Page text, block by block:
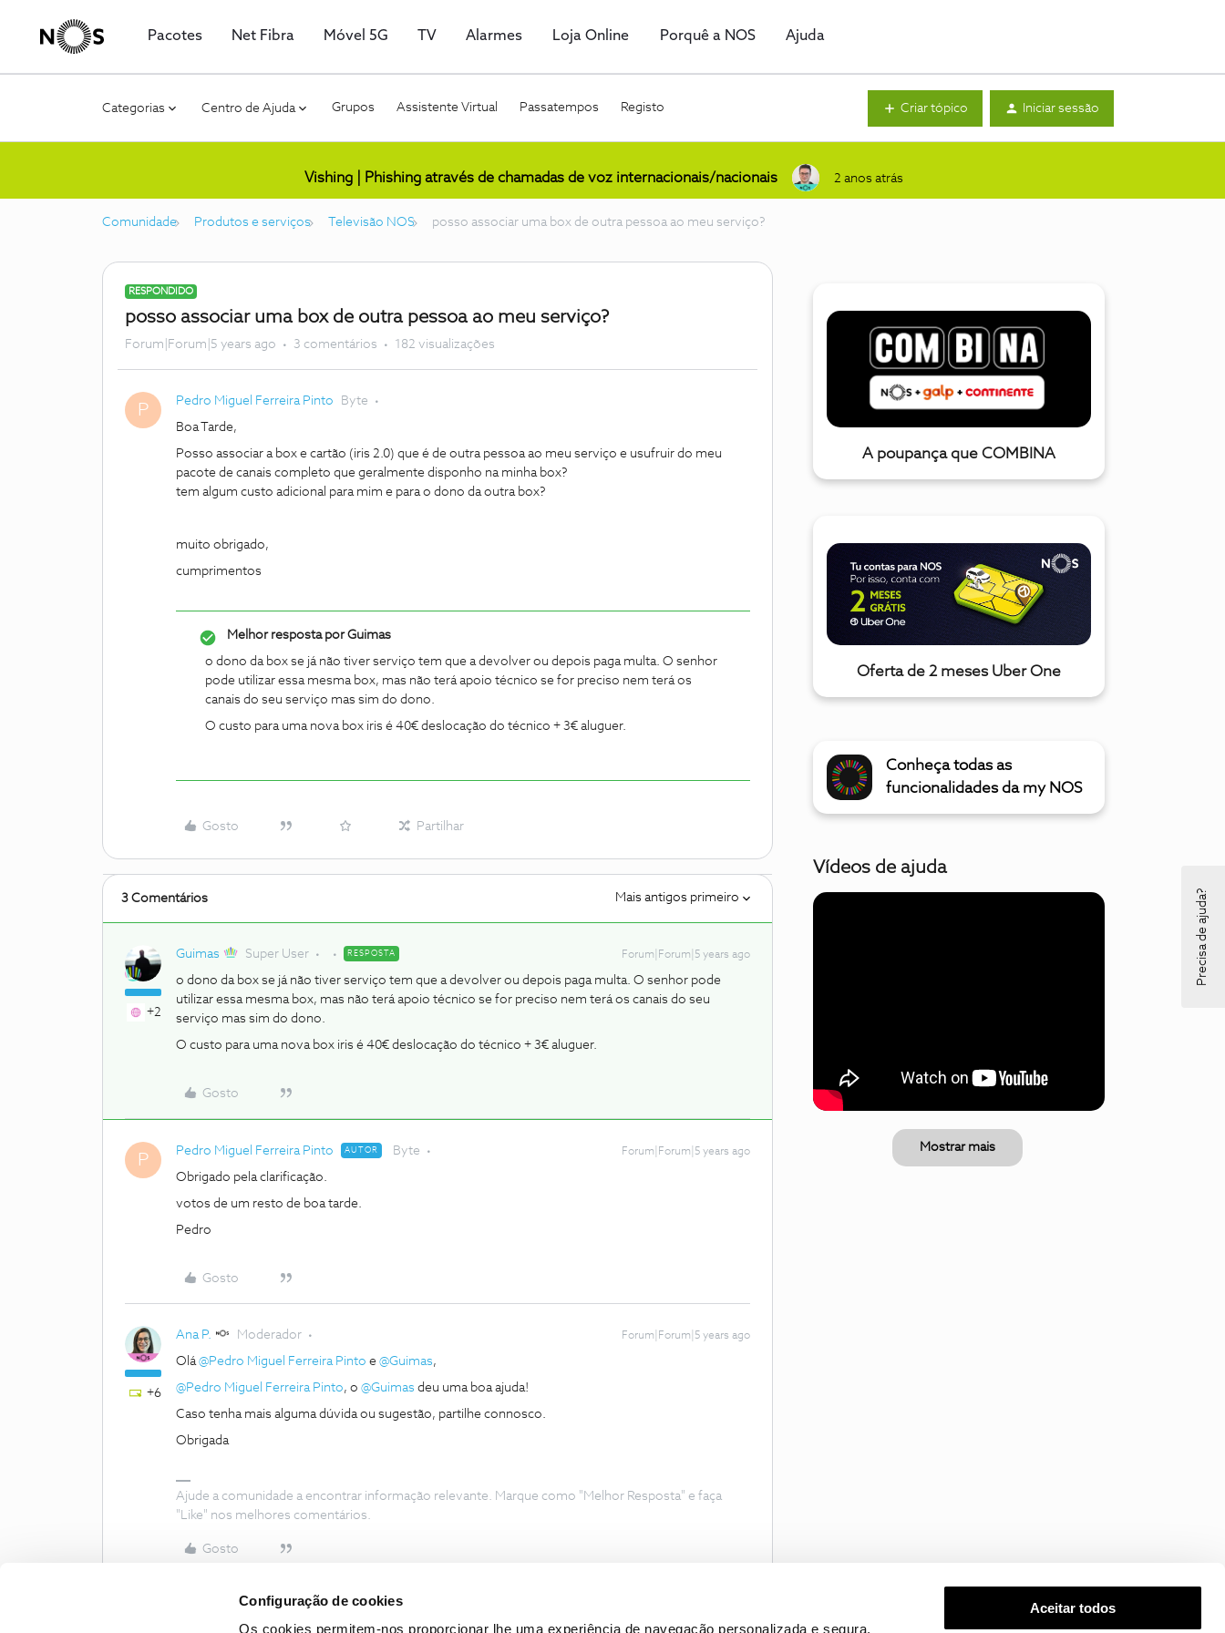
Configuração de cookies
Os cookies permitem-nos proporcionar lhe uma experiência de navegação personalizada e segura.
Aceitar todos
Pacotes Net Fibra Móvel 5G TV Alarmes Loja Online Porquê a NOS Ajuda
Categorias Centro de Ajuda Grupos Assistente Virtual Passatempos Registo Criar tópico Iniciar sessão
Vishing | Phishing através de chamadas de voz internacionais/nacionais 2 anos atrás
Comunidade Produtos e serviços Televisão NOS posso associar uma box de outra pessoa ao meu serviço?
RESPONDIDO
posso associar uma box de outra pessoa ao meu serviço?
Forum|Forum|5 years ago 3 comentários 182 visualizações
P Pedro Miguel Ferreira Pinto Byte
Boa Tarde,
Posso associar a box e cartão (iris 2.0) que é de outra pessoa ao meu serviço e usufruir do meu
pacote de canais completo que geralmente disponho na minha box?
tem algum custo adicional para mim e para o dono da outra box?
muito obrigado,
cumprimentos
Melhor resposta porGuimas
o dono da box se já não tiver serviço tem que a devolver ou depois paga multa. O senhor
pode utilizar essa mesma box, mas não terá apoio técnico se for preciso nem terá os
canais do seu serviço mas sim do dono.
O custo para uma nova box iris é 40€ deslocação do técnico + 3€ aluguer.
Gosto Partilhar
3 Comentários Mais antigos primeiro
+2
Guimas Super User RESPOSTA Forum|Forum|5 years ago
o dono da box se já não tiver serviço tem que a devolver ou depois paga multa. O senhor pode
utilizar essa mesma box, mas não terá apoio técnico se for preciso nem terá os canais do seu
serviço mas sim do dono.
O custo para uma nova box iris é 40€ deslocação do técnico + 3€ aluguer.
Gosto
P Pedro Miguel Ferreira Pinto AUTOR Byte Forum|Forum|5 years ago
Obrigado pela clarificação.
votos de um resto de boa tarde.
Pedro
Gosto
+6
Ana P. Moderador Forum|Forum|5 years ago
Olá@Pedro Miguel Ferreira Pinto e @Guimas,
@Pedro Miguel Ferreira Pinto, o @Guimas deu uma boa ajuda!
Caso tenha mais alguma dúvida ou sugestão, partilhe connosco.
Obrigada
Ajude a comunidade a encontrar informação relevante. Marque como "Melhor Resposta" e faça
"Like" nos melhores comentários.
Gosto
A poupança que COMBINA
Oferta de 2 meses Uber One
Conheça todas as
funcionalidades da my NOS
Vídeos de ajuda
Mostrar mais
Precisa de ajuda?